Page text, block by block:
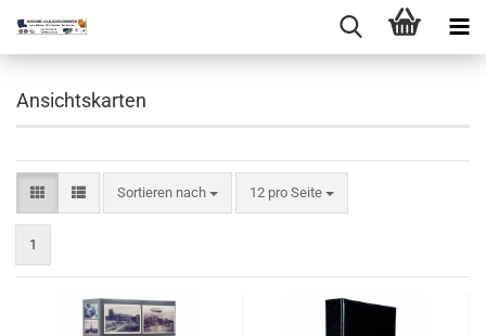
Ansichtskarten
Sortieren nach
Sortieren nach 12 pro Seite
pro Seite
1